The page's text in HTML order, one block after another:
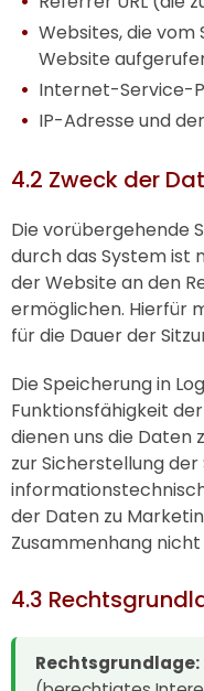
Websites, die vom
Website
Internet-Service-
IP-Adresse und
4.2 Zweck der
Die vorübergehende
durch das System ist
der Website an den
ermöglichen. Hierfür
für die Dauer der
Die Speicherung in
Funktionsfähigkeit
dienen uns die Daten
zur Sicherstellung
der Daten zu
Zusammenhang
4.3
Rechtsgrundlage: